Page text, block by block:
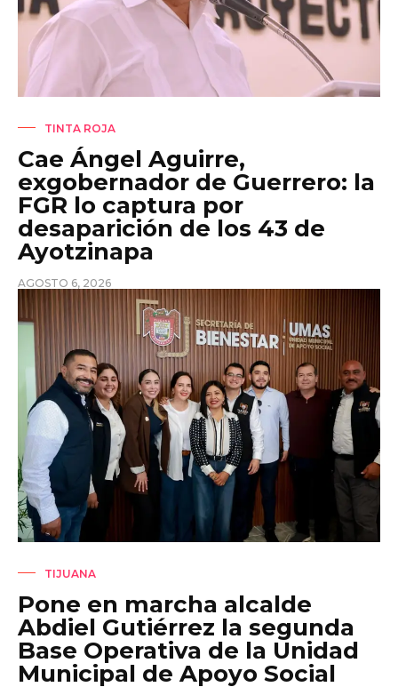
TINTA ROJA
Cae Ángel Aguirre,
exgobernador de Guerrero: la
FGR lo captura por
desaparición de los 43 de
Ayotzinapa
AGOSTO 6, 2026
TIJUANA
Pone en marcha alcalde
Abdiel Gutiérrez la segunda
Base Operativa de la Unidad
Municipal de Apoyo Social